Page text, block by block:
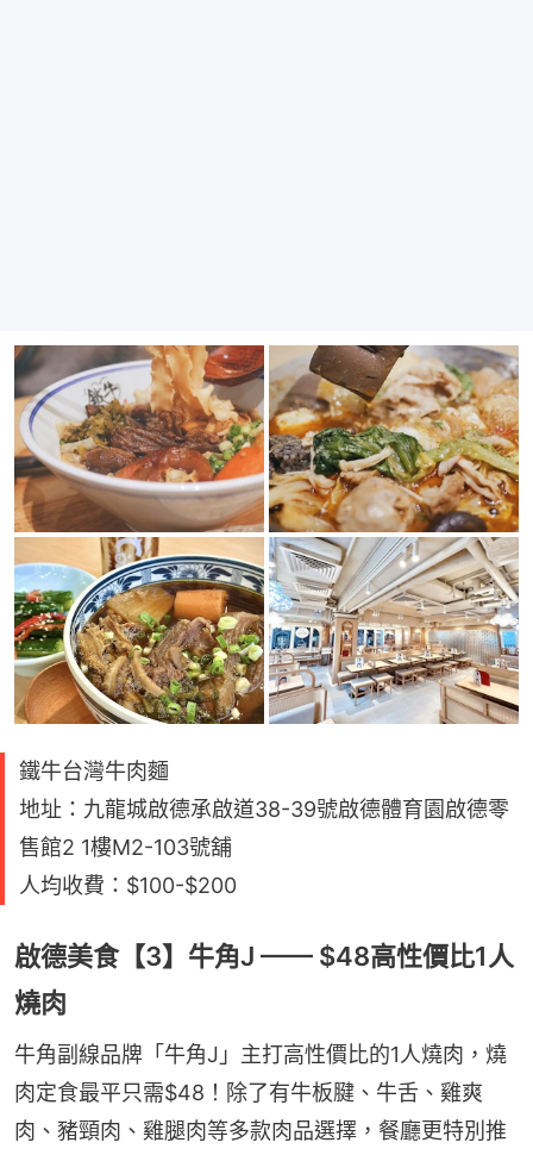
鐵牛台灣牛肉麵
地址：九龍城啟德承啟道38-39號啟德體育園啟德零
售館2 1樓M2-103號舖
人均收費：$100-$200
啟德美食【3】牛角J —— $48高性價比1人
燒肉
牛角副線品牌「牛角J」主打高性價比的1人燒肉，燒
肉定食最平只需$48！除了有牛板腱、牛舌、雞爽
肉、豬頸肉、雞腿肉等多款肉品選擇，餐廳更特別推